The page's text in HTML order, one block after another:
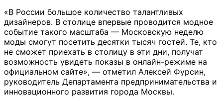
«В России большое количество талантливых
дизайнеров. В столице впервые проводится модное
событие такого масштаба — Московскую неделю
моды смогут посетить десятки тысяч гостей. Те, кто
не сможет приехать в столицу в эти дни, получат
возможность увидеть показы в онлайн-режиме на
официальном сайте», — отметил Алексей Фурсин,
руководитель Департамента предпринимательства и
инновационного развития города Москвы.